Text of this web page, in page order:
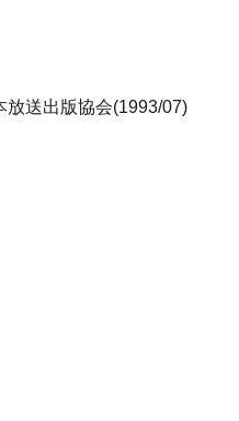
放送出版協会(1993/07)